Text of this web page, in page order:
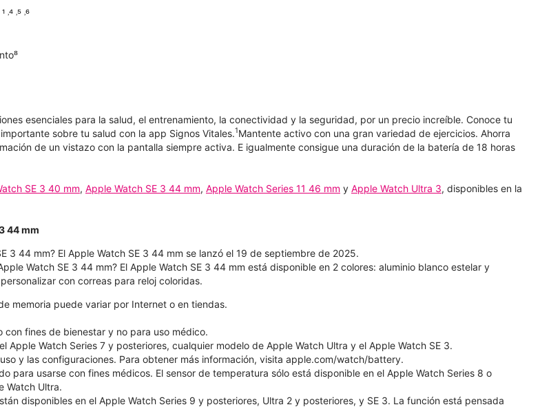
˒⁵ ˒⁶
esenciales para la salud, el entrenamiento, la conectividad y la seguridad, por un precio increíble. Conoce tu
sobre tu salud con la app Signos Vitales.1Mantente activo con una gran variedad de ejercicios. Ahorra
de un vistazo con la pantalla siempre activa. E igualmente consigue una duración de la batería de 18 horas
SE 3 40 mm, Apple Watch SE 3 44 mm, Apple Watch Series 11 46 mm y Apple Watch Ultra 3, disponibles en la
44 mm
3 44 mm? El Apple Watch SE 3 44 mm se lanzó el 19 de septiembre de 2025.
Watch SE 3 44 mm? El Apple Watch SE 3 44 mm está disponible en 2 colores: aluminio blanco estelar y
con correas para reloj coloridas.
memoria puede variar por Internet o en tiendas.
con fines de bienestar y no para uso médico.
Apple Watch Series 7 y posteriores, cualquier modelo de Apple Watch Ultra y el Apple Watch SE 3.
y las configuraciones. Para obtener más información, visita apple.com/watch/battery.
para usarse con fines médicos. El sensor de temperatura sólo está disponible en el Apple Watch Series 8 o
Watch Ultra.
disponibles en el Apple Watch Series 9 y posteriores, Ultra 2 y posteriores, y SE 3. La función está pensada